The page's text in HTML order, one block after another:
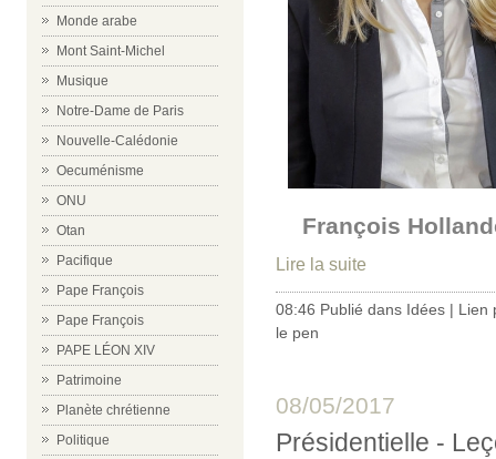
Monde arabe
Mont Saint-Michel
Musique
Notre-Dame de Paris
Nouvelle-Calédonie
Oecuménisme
ONU
Otan
Pacifique
Pape François
Pape François
PAPE LÉON XIV
Patrimoine
Planète chrétienne
Politique
François
Lire la suite
08:46 Publié dans Idées | Lien
le pen
08/05/2017
Présidentielle -